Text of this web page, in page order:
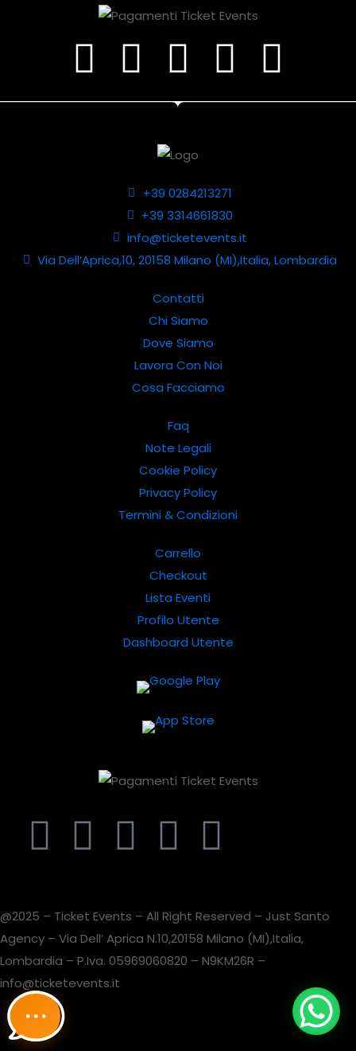
+39 0284213271
+39 3314661830
info@ticketevents.it
Via Dell’Aprica,10, 20158 Milano (MI),Italia, Lombardia
Contatti
Chi Siamo
Dove Siamo
Lavora Con Noi
Cosa Facciamo
Faq
Note Legali
Cookie Policy
Privacy Policy
Termini & Condizioni
Carrello
Checkout
Lista Eventi
Profilo Utente
Dashboard Utente
@2025 – Ticket Events – All Right Reserved – Just Santo
Agency – Via Dell’ Aprica N.10,20158 Milano (MI),Italia,
Lombardia – P.Iva. 05969060820 – N9KM26R –
info@ticketevents.it